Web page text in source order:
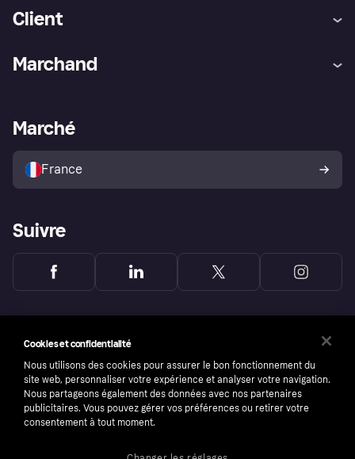
Client
Explorez les magasins
Politique de protection de
l’acheteur Klarna
Marchand
Portail Marchand
Marché
France
Suivre
Cookies et confidentialité
Nous utilisons des cookies pour assurer le bon fonctionnement du
site web, personnaliser votre expérience et analyser votre navigation.
Nous partageons également des données avec nos partenaires
publicitaires. Vous pouvez gérer vos préférences ou retirer votre
consentement à tout moment.